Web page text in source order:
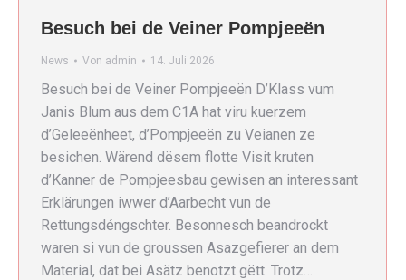
Besuch bei de Veiner Pompjeeën
News Von admin 14. Juli 2026
Besuch bei de Veiner Pompjeeën D’Klass vum
Janis Blum aus dem C1A hat viru kuerzem
d’Geleeënheet, d’Pompjeeën zu Veianen ze
besichen. Wärend dësem flotte Visit kruten
d’Kanner de Pompjeesbau gewisen an interessant
Erklärungen iwwer d’Aarbecht vun de
Rettungsdéngschter. Besonnesch beandrockt
waren si vun de groussen Asazgefierer an dem
Material, dat bei Asätz benotzt gëtt. Trotz…